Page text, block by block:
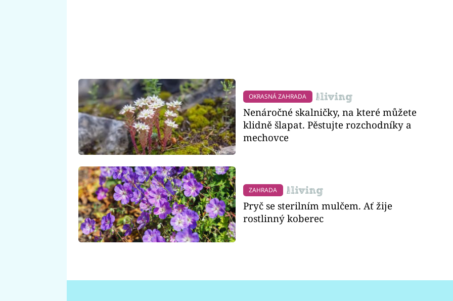
OKRASNÁ ZAHRADA
Nenáročné skalničky, na které můžete
klidně šlapat. Pěstujte rozchodníky a
mechovce
ZAHRADA
Pryč se sterilním mulčem. Ať žije
rostlinný koberec